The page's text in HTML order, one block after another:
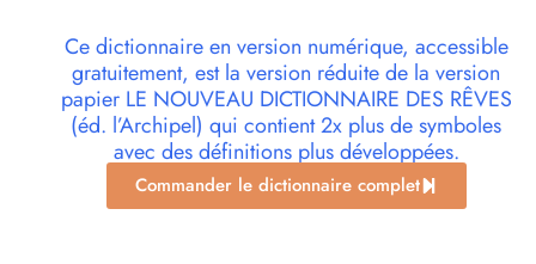
Ce dictionnaire en version numérique, accessible
gratuitement, est la version réduite de la version
papier LE NOUVEAU DICTIONNAIRE DES RÊVES
(éd. l’Archipel) qui contient 2x plus de symboles
avec des définitions plus développées.
Commander le dictionnaire complet